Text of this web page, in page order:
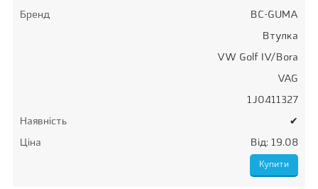
Бренд
BC-GUMA
Втулка
VW Golf IV/Bora
VAG
1J0411327
Наявність
✔
Ціна
Від: 19.08